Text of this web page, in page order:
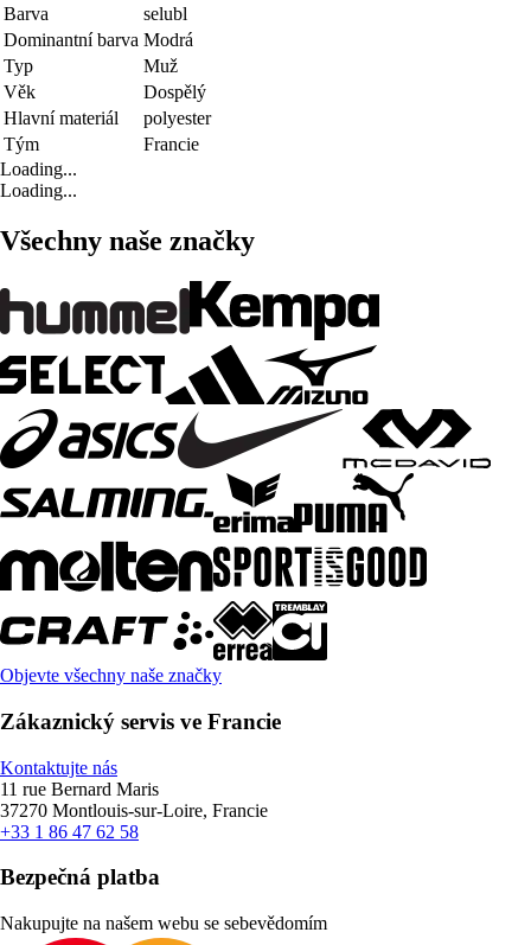
Barva
selubl
Dominantní barva Modrá
Typ
Muž
Věk
Dospělý
Hlavní materiál
polyester
Tým
Francie
Loading...
Loading...
Všechny naše značky
Objevte všechny naše značky
Zákaznický servis ve Francie
Kontaktujte nás
11 rue Bernard Maris
37270 Montlouis-sur-Loire, Francie
+33 1 86 47 62 58
Bezpečná platba
Nakupujte na našem webu se sebevědomím